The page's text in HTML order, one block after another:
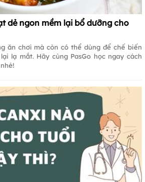
dẻ ngon mềm lại bổ dưỡng cho
ăn chơi mà còn có thể dùng để chế biến
lạ mắt. Hãy cùng PasGo học ngay cách